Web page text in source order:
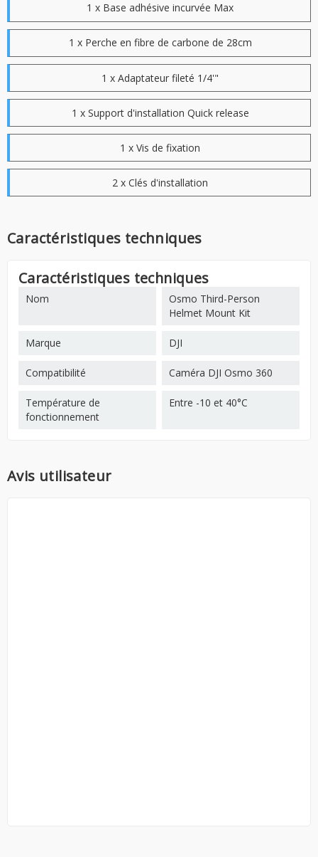
1 x Base adhésive incurvée Max
1 x Perche en fibre de carbone de 28cm
1 x Adaptateur fileté 1/4'"
1 x Support d'installation Quick release
1 x Vis de fixation
2 x Clés d'installation
Caractéristiques techniques
Caractéristiques techniques
Nom
Osmo Third-Person
Helmet Mount Kit
Marque DJI
Compatibilité Caméra DJI Osmo 360
Température de
fonctionnement
Entre -10 et 40°C
Avis utilisateur